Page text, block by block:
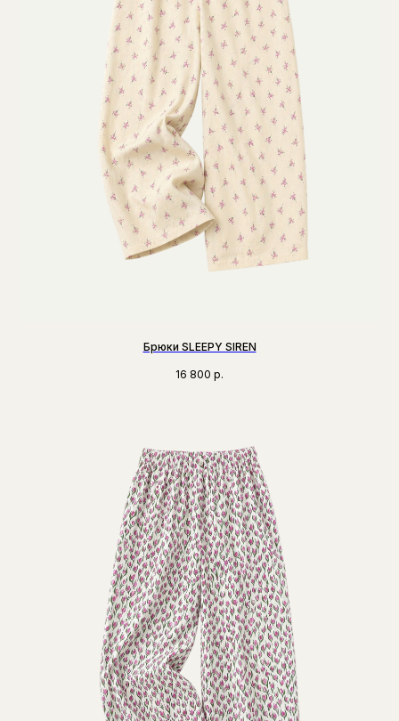
Брюки SLEEPY SIREN
16 800 р.